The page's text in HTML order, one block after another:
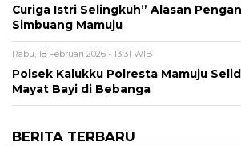
Curiga Istri Selingkuh” Alasan
Simbuang Mamuju
Rabu, 18 Februari 2026 - 13:31 WIB
Polsek Kalukku Polresta Mamuju
Mayat Bayi di Bebanga
BERITA TERBARU